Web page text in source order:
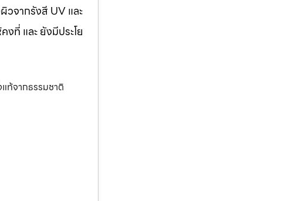
วจากรังสี UV และ
ที่ และ ยังมีประโย
ท้จากธรรมชาติ